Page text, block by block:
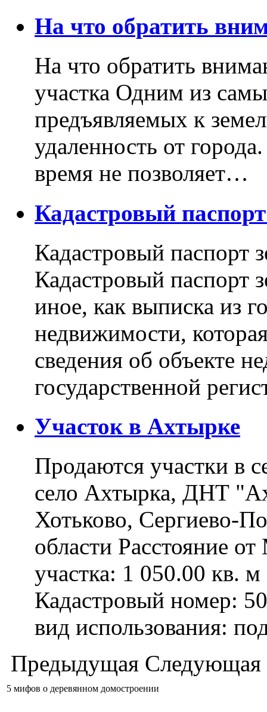
На что обратить
На что обратить
участка Одним из
предъявляемых к
удаленность от
время не позволяет…
Кадастровый
Кадастровый паспорт
Кадастровый паспорт
иное, как выписка из
недвижимости,
сведения об объекте
государственной
Участок в Ахтырке
Продаются участки в
село Ахтырка, ДНТ
Хотьково, Сергиево-
области Расстояние
участка: 1 050.00 кв.
Кадастровый номер:
вид использования:
Предыдущая Следующая
5 мифов о деревянном домостроении